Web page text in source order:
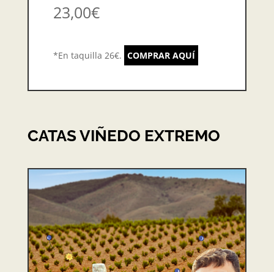
23,00€
*En taquilla 26€. COMPRAR AQUÍ
CATAS VIÑEDO EXTREMO